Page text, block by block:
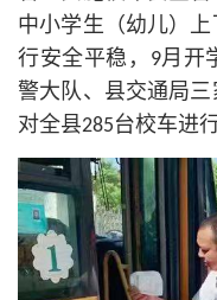
中小学生（幼儿）
行安全平稳，9月开
警大队、县交通局
对全县285台校车进